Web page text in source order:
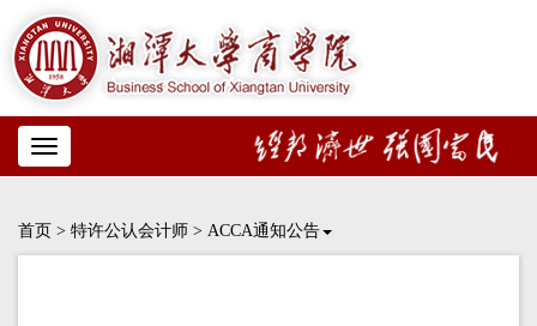
Toggle
navigation
首页 > 特许公认会计师 > ACCA通知公告